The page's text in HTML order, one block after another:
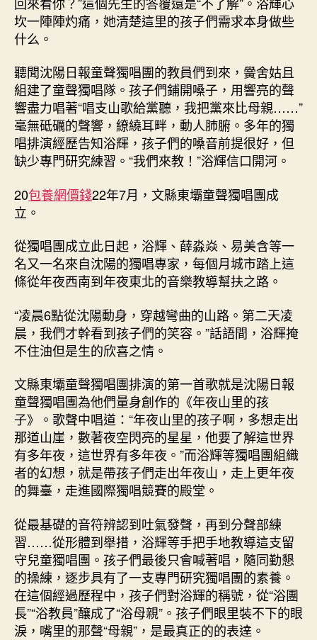
坎一陣陣灼痛，她清楚這里的孩子們需求本身做些
什么。
聽聞沈陽日報童聲獨唱團的教員們到來，黌舍姑且
組建了童聲獨唱隊。孩子們鋪開嗓子，用響亮的聲
響盡力唱著“唱支山歌給黨聽，我把黨來比母親……”
毫無砥礪的聲響，繚繞耳畔，動人肺腑。多年的獨
唱排演經歷告知浴輝，孩子們的嗓音前提很好，但
缺少專門研究練習。“我們來教！”浴輝信口開河。
20包養網價錢22年7月，文縣東壩童聲獨唱團成
立。
從獨唱團成立此日起，浴輝、薛淼焱、易美含等一
名又一名來自沈陽的獨唱專家，每個月城市踏上這
條從年夜西南到年夜東北的音樂教導幫扶之路。
“凌晨6點從沈陽動身，穿越彎曲的山路。第二天凌
晨，我們才幹看到孩子們的笑容。”話語間，浴輝掩
不住油但是生的欣喜之情。
文縣東壩童聲獨唱團排演的第一首歌就是沈陽日報
童聲獨唱團為他們量身創作的《年夜山里的孩
子》。歌聲中唱道：“年夜山里的孩子啊，多想走出
那道山崖，數著夜空閃亮的星星，他要了解這世界
有多年夜，這世界有多年夜。”而浴輝等獨唱團組織
者的幻想，就是帶孩子們走出年夜山，走上更年夜
的舞臺，走進國際獨唱競賽的殿堂。
從最基礎的音符辨認到吐氣發聲，再到分聲部練
習……從形體到舉措，浴輝等手把手地教導這支留
守兒童獨唱團。孩子們最後只會喊著唱，隨同勤懇
的操練，逐步具有了一支專門研究獨唱團的素養。
在這個經過歷程中，孩子們對浴輝的稱號，從“浴團
長”“浴教員”釀成了“浴母親”。孩子們眼里裝不下的眼
淚，嘴里的那聲“母親”，是最真正的的表達。